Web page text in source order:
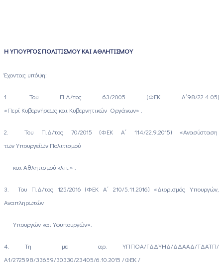
Η ΥΠΟΥΡΓΟΣ ΠΟΛΙΤΙΣΜΟΥ ΚΑΙ ΑΘΛΗΤΙΣΜΟΥ
Έχοντας υπόψη:
1. Του Π.Δ/τος 63/2005 (ΦΕΚ Α΄98/22.4.05)
«Περί Κυβερνήσεως και Κυβερνητικών Οργάνων» .
2. Του Π.Δ/τος 70/2015 (ΦΕΚ Α΄ 114/22.9.2015) «Ανασύσταση
των Υπουργείων Πολιτισμού
και Αθλητισμού κλπ.» .
3. Toυ Π.Δ/τος 125/2016 (ΦΕΚ Α΄ 210/5.11.2016) «Διορισμός Υπουργών,
Αναπληρωτών
Υπουργών και Υφυπουργών».
4. Τη με αρ. ΥΠΠΟΑ/ΓΔΔΥΗΔ/ΔΔΑΑΔ/ΤΔΑΤΠ/
Α1/272598/33659/30330/23405/6.10.2015 /ΦΕΚ /